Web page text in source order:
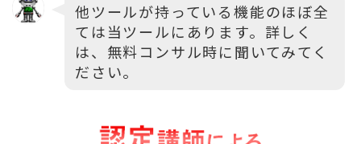
他ツールが持っている機能のほぼ全
ては当ツールにあります。詳しく
は、無料コンサル時に聞いてみてく
ださい。